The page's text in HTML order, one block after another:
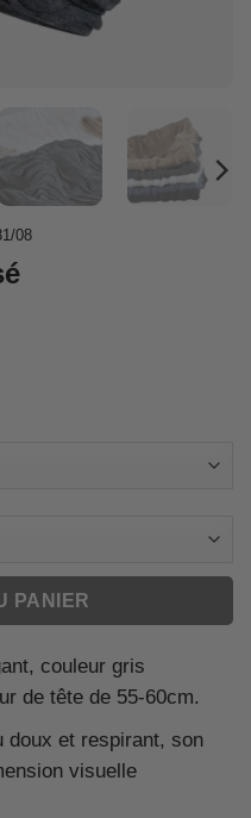
08
PANIER
couleur gris
de tête de 55-60cm.
doux et respirant, son
visuelle